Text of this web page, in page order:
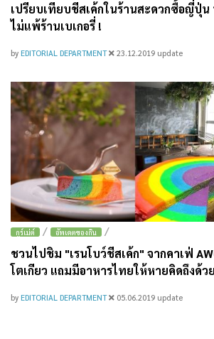
เปรียบเทียบชีสเค้กในร้านสะดวกซื้อญี่ปุ่น
ไม่แพ้ร้านเบเกอรี่ !
by EDITORIAL DEPARTMENT 23.12.2019 update
กูร์เม่ต์ / อัพเดตของกิน /
ชวนไปชิม "เรนโบว์ชีสเค้ก" จากคาเฟ่
โตเกียว แถมมีอาหารไทยให้หายคิดถึงด้ว
by EDITORIAL DEPARTMENT 05.06.2019 update